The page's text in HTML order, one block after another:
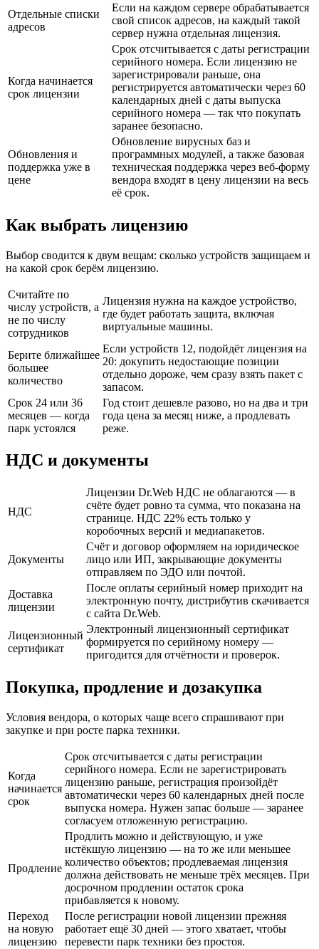
Отдельные списки
адресов
Если на каждом сервере обрабатывается
свой список адресов, на каждый такой
сервер нужна отдельная лицензия.
Когда начинается
срок лицензии
Срок отсчитывается с даты регистрации
серийного номера. Если лицензию не
зарегистрировали раньше, она
регистрируется автоматически через 60
календарных дней с даты выпуска
серийного номера — так что покупать
заранее безопасно.
Обновления и
поддержка уже в
цене
Обновление вирусных баз и
программных модулей, а также базовая
техническая поддержка через веб-форму
вендора входят в цену лицензии на весь
её срок.
Как выбрать лицензию
Выбор сводится к двум вещам: сколько устройств защищаем и
на какой срок берём лицензию.
Считайте по
числу устройств, а
не по числу
сотрудников
Лицензия нужна на каждое устройство,
где будет работать защита, включая
виртуальные машины.
Берите ближайшее
большее
количество
Если устройств 12, подойдёт лицензия на
20: докупить недостающие позиции
отдельно дороже, чем сразу взять пакет с
запасом.
Срок 24 или 36
месяцев — когда
парк устоялся
Год стоит дешевле разово, но на два и три
года цена за месяц ниже, а продлевать
реже.
НДС и документы
НДС
Лицензии Dr.Web НДС не облагаются — в
счёте будет ровно та сумма, что показана на
странице. НДС 22% есть только у
коробочных версий и медиапакетов.
Документы
Счёт и договор оформляем на юридическое
лицо или ИП, закрывающие документы
отправляем по ЭДО или почтой.
Доставка
лицензии
После оплаты серийный номер приходит на
электронную почту, дистрибутив скачивается
с сайта Dr.Web.
Лицензионный
сертификат
Электронный лицензионный сертификат
формируется по серийному номеру —
пригодится для отчётности и проверок.
Покупка, продление и дозакупка
Условия вендора, о которых чаще всего спрашивают при
закупке и при росте парка техники.
Когда
начинается
срок
Срок отсчитывается с даты регистрации
серийного номера. Если не зарегистрировать
лицензию раньше, регистрация произойдёт
автоматически через 60 календарных дней после
выпуска номера. Нужен запас больше — заранее
согласуем отложенную регистрацию.
Продление
Продлить можно и действующую, и уже
истёкшую лицензию — на то же или меньшее
количество объектов; продлеваемая лицензия
должна действовать не меньше трёх месяцев. При
досрочном продлении остаток срока
прибавляется к новому.
Переход
на новую
лицензию
После регистрации новой лицензии прежняя
работает ещё 30 дней — этого хватает, чтобы
перевести парк техники без простоя.